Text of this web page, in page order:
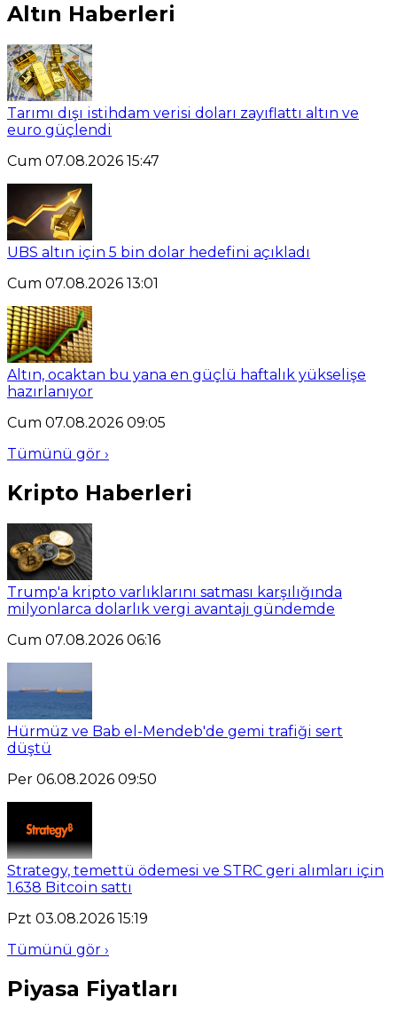
Altın Haberleri
Tarımı dışı istihdam verisi doları zayıflattı altın ve
euro güçlendi
Cum 07.08.2026 15:47
UBS altın için 5 bin dolar hedefini açıkladı
Cum 07.08.2026 13:01
Altın, ocaktan bu yana en güçlü haftalık yükselişe
hazırlanıyor
Cum 07.08.2026 09:05
Tümünü gör ›
Kripto Haberleri
Trump'a kripto varlıklarını satması karşılığında
milyonlarca dolarlık vergi avantajı gündemde
Cum 07.08.2026 06:16
Hürmüz ve Bab el-Mendeb'de gemi trafiği sert
düştü
Per 06.08.2026 09:50
Strategy, temettü ödemesi ve STRC geri alımları için
1.638 Bitcoin sattı
Pzt 03.08.2026 15:19
Tümünü gör ›
Piyasa Fiyatları